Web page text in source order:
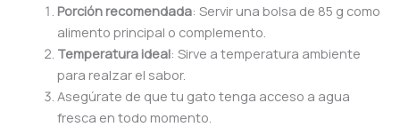
Porción recomendada: Servir una bolsa de 85 g como
alimento principal o complemento.
Temperatura ideal: Sirve a temperatura ambiente
para realzar el sabor.
Asegúrate de que tu gato tenga acceso a agua
fresca en todo momento.